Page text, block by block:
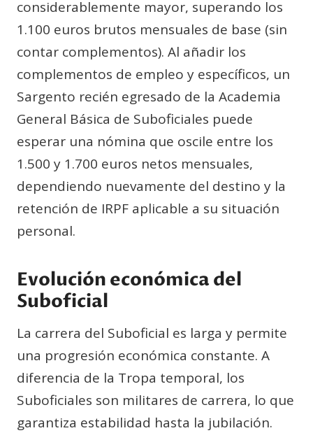
considerablemente mayor, superando los
1.100 euros brutos mensuales de base (sin
contar complementos). Al añadir los
complementos de empleo y específicos, un
Sargento recién egresado de la Academia
General Básica de Suboficiales puede
esperar una nómina que oscile entre los
1.500 y 1.700 euros netos mensuales,
dependiendo nuevamente del destino y la
retención de IRPF aplicable a su situación
personal.
Evolución económica del
Suboficial
La carrera del Suboficial es larga y permite
una progresión económica constante. A
diferencia de la Tropa temporal, los
Suboficiales son militares de carrera, lo que
garantiza estabilidad hasta la jubilación.